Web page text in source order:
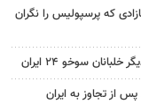
که پرسپولیس را نگران
سوخو ۲۴ ایران
از تجاوز به ایران